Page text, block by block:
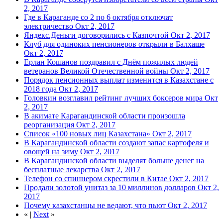
2, 2017
Где в Караганде со 2 по 6 октября отключат
электричество Окт 2, 2017
Яндекс.Деньги договорились с Казпочтой Окт 2, 2017
Клуб для одиноких пенсионеров открыли в Балхаше
Окт 2, 2017
Ерлан Кошанов поздравил с Днём пожилых людей
ветеранов Великой Отечественной войны Окт 2, 2017
Порядок пенсионных выплат изменится в Казахстане с
2018 года Окт 2, 2017
Головкин возглавил рейтинг лучших боксеров мира Окт
2, 2017
В акимате Карагандинской области произошла
реорганизация Окт 2, 2017
Список «100 новых лиц Казахстана» Окт 2, 2017
В Карагандинской области создают запас картофеля и
овощей на зиму Окт 2, 2017
В Карагандинской области выделят больше денег на
бесплатные лекарства Окт 2, 2017
Телефон со спиннером скрестили в Китае Окт 2, 2017
Продали золотой унитаз за 10 миллинов долларов Окт 2,
2017
Почему казахстанцы не ведают, что пьют Окт 2, 2017
« | Next »